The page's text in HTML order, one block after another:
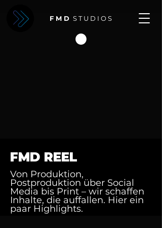
F M D S T U D I O S
FMD REEL
Von Produktion,
Postproduktion über Social
Media bis Print – wir schaffen
Inhalte, die auffallen. Hier ein
paar Highlights.